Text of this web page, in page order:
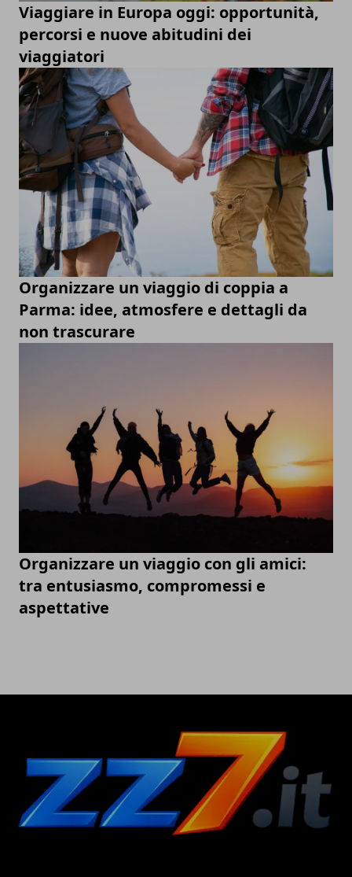
Viaggiare in Europa oggi: opportunità,
percorsi e nuove abitudini dei
viaggiatori
Organizzare un viaggio di coppia a
Parma: idee, atmosfere e dettagli da
non trascurare
Organizzare un viaggio con gli amici:
tra entusiasmo, compromessi e
aspettative